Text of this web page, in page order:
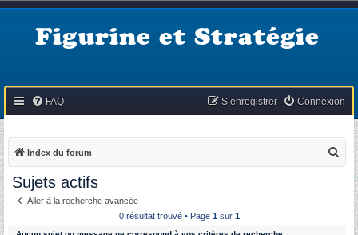
Figurine et Stratégie
FAQ Connexion
S’enregistrer
Index du forum
Sujets actifs
Aller à la recherche avancée
0 résultat trouvé • Page 1 sur 1